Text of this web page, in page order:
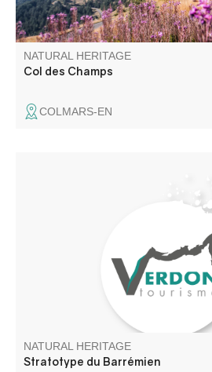
NATURAL HERITAGE
Col des Champs
COLMARS-EN
is located at the edge of the RD 33
before reaching the village of
Réserve Naturelle Géologique de
NATURAL HERITAGE
Stratotype du Barrémien